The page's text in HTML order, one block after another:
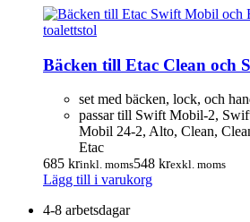
Bäcken till Etac Clean och
set med bäcken, lock, och
passar till Swift Mobil-2,
Mobil 24-2, Alto, Clean,
Etac
685 krinkl. moms548 krexkl. moms
Lägg till i varukorg
4-8 arbetsdagar